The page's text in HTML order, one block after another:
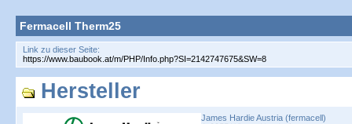
Fermacell Therm25
Link zu dieser Seite:
Hersteller
James Hardie Austria (fermacell)